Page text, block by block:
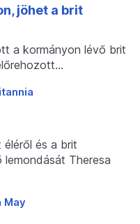
jöhet a brit
a kormányon lévő brit
és a brit
Theresa
May